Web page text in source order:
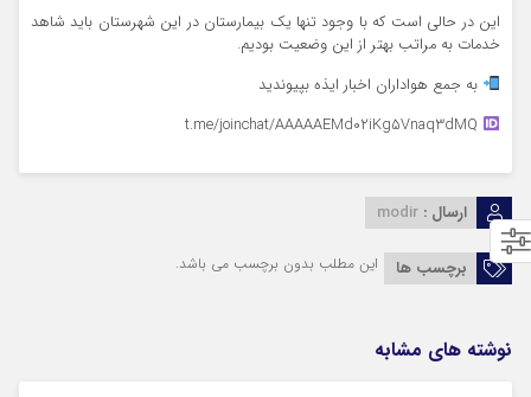
این در حالی است که با وجود تنها یک بیمارستان در این شهرستان باید شاهد
خدمات به مراتب بهتر از این وضعیت بودیم.
به جمع هواداران اخبار ایذه بپیوندید
ارسال : modir
برچسب ها این مطلب بدون برچسب می باشد.
نوشته های مشابه